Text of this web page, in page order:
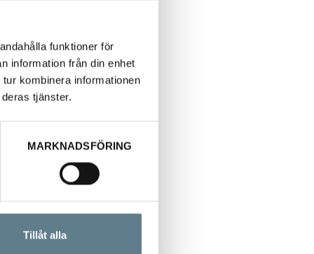
funktioner för
information från din enhet
kombinera informationen
tjänster.
MARKNADSFÖRING
Tillåt alla